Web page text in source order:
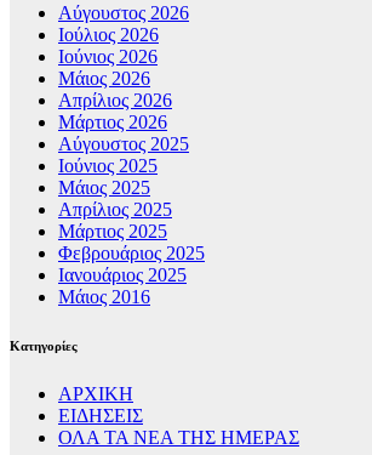
Αύγουστος 2026
Ιούλιος 2026
Ιούνιος 2026
Μάιος 2026
Απρίλιος 2026
Μάρτιος 2026
Αύγουστος 2025
Ιούνιος 2025
Μάιος 2025
Απρίλιος 2025
Μάρτιος 2025
Φεβρουάριος 2025
Ιανουάριος 2025
Μάιος 2016
Kατηγορίες
ΑΡΧΙΚΗ
ΕΙΔΗΣΕΙΣ
ΟΛΑ ΤΑ ΝΕΑ ΤΗΣ ΗΜΕΡΑΣ